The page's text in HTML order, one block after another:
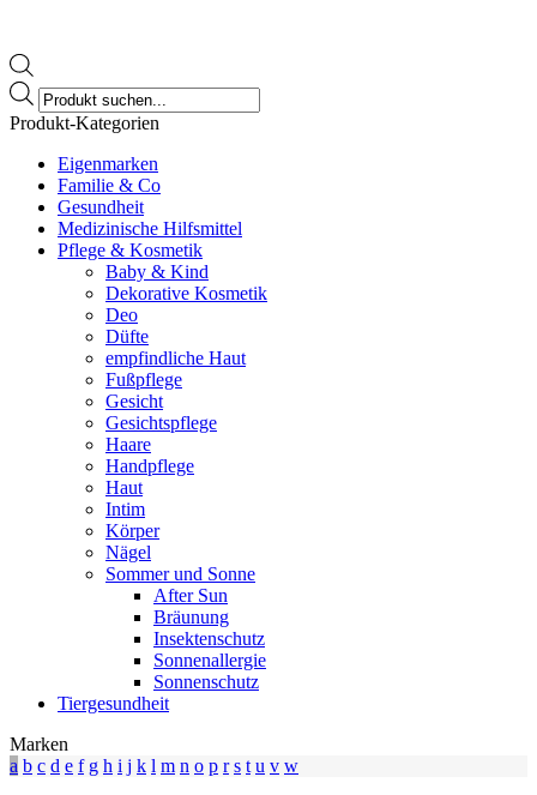
Products
search
Produkt-Kategorien
Eigenmarken
Familie & Co
Gesundheit
Medizinische Hilfsmittel
Pflege & Kosmetik
Baby & Kind
Dekorative Kosmetik
Deo
Düfte
empfindliche Haut
Fußpflege
Gesicht
Gesichtspflege
Haare
Handpflege
Haut
Intim
Körper
Nägel
Sommer und Sonne
After Sun
Bräunung
Insektenschutz
Sonnenallergie
Sonnenschutz
Tiergesundheit
Marken
a b c d e f g h i j k l m n o p r s t u v w